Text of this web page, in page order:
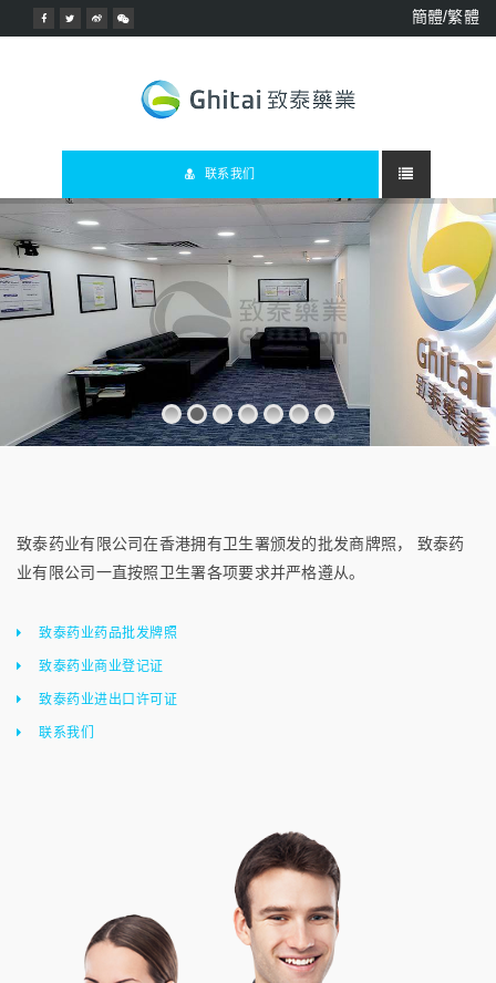
簡體/繁體
联系我们
致泰药业有限公司在香港拥有卫生署颁发的批发商牌照， 致泰药
业有限公司一直按照卫生署各项要求并严格遵从。
致泰药业药品批发牌照
致泰药业商业登记证
致泰药业进出口许可证
联系我们